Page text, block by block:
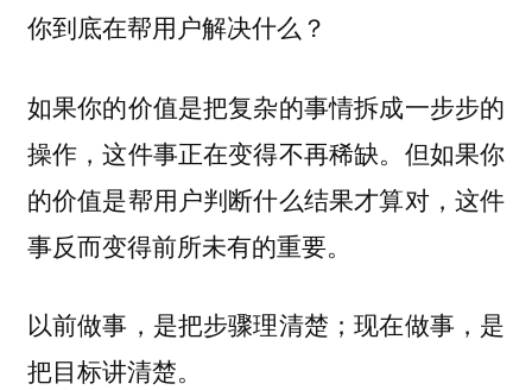
你到底在帮用户解决什么？
如果你的价值是把复杂的事情拆成一步步的
操作，这件事正在变得不再稀缺。但如果你
的价值是帮用户判断什么结果才算对，这件
事反而变得前所未有的重要。
以前做事，是把步骤理清楚；现在做事，是
把目标讲清楚。